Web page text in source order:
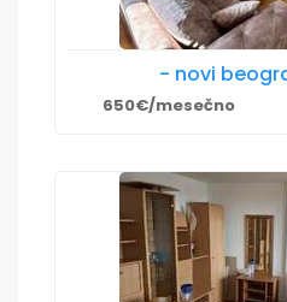
- novi
650€/mesečno